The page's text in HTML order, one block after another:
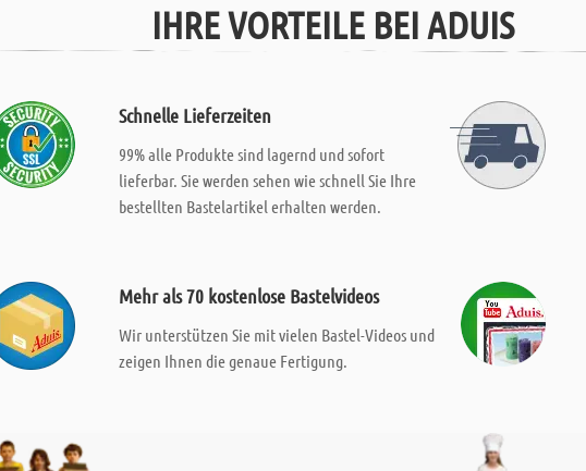
IHRE VORTEILE BEI ADUIS
Schnelle Lieferzeiten
99% alle Produkte sind lagernd und sofort
lieferbar. Sie werden sehen wie schnell Sie Ihre
bestellten Bastelartikel erhalten werden.
Mehr als 70 kostenlose Bastelvideos
Wir unterstützen Sie mit vielen Bastel-Videos und
zeigen Ihnen die genaue Fertigung.